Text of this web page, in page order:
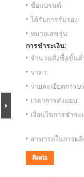
ชื่อแบรนด์:
ได้รับการรับรอง:
หมายเลขรุ่น:
การชำระเงิน:
จำนวนสั่งซื้อขั้นต่
ราคา:
รายละเอียดการบ
เวลาการส่งมอบ:
เงื่อนไขการชำระ
สามารถในการผ
ติดต่อ